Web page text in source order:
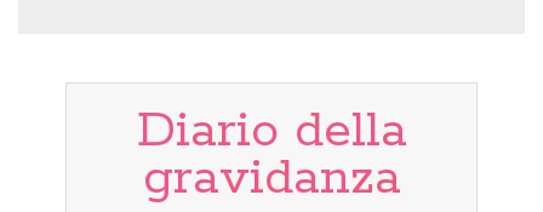
Diario della
gravidanza